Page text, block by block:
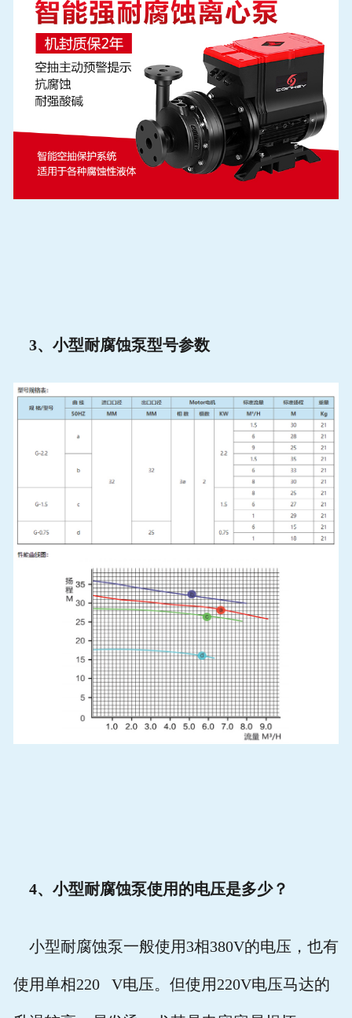
3、小型耐腐蚀泵型号参数
4、小型耐腐蚀泵使用的电压是多少？
小型耐腐蚀泵一般使用3相380V的电压，也有
使用单相220 V电压。但使用220V电压马达的